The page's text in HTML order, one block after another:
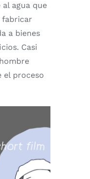
agua que
fabricar
a bienes
Casi
el proceso